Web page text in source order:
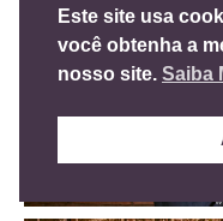
Este site usa
você obtenha a
nosso site. Saiba